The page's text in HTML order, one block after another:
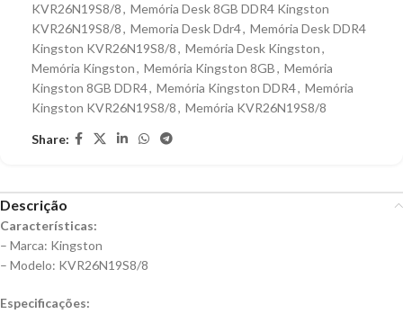
KVR26N19S8/8, Memória Desk 8GB DDR4 Kingston
KVR26N19S8/8, Memoria Desk Ddr4, Memória Desk DDR4
Kingston KVR26N19S8/8, Memória Desk Kingston,
Memória Kingston, Memória Kingston 8GB, Memória
Kingston 8GB DDR4, Memória Kingston DDR4, Memória
Kingston KVR26N19S8/8, Memória KVR26N19S8/8
Share:
Descrição
Características:
– Marca: Kingston
– Modelo: KVR26N19S8/8
Especificações: